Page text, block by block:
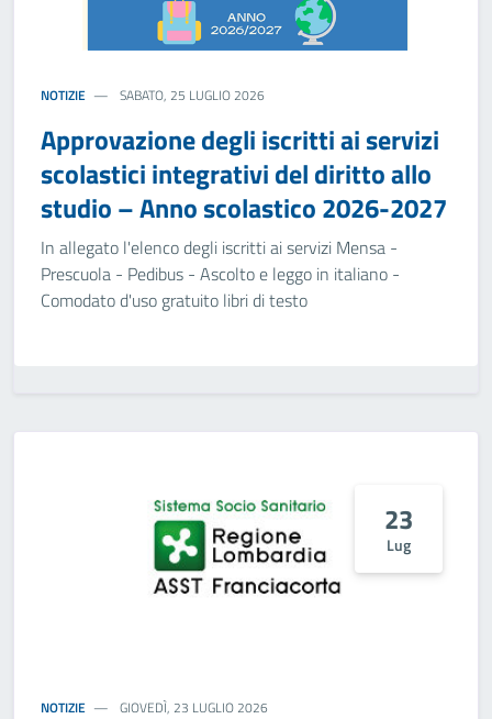
NOTIZIE SABATO, 25 LUGLIO 2026
Approvazione degli iscritti ai servizi
scolastici integrativi del diritto allo
studio – Anno scolastico 2026-2027
In allegato l'elenco degli iscritti ai servizi Mensa -
Prescuola - Pedibus - Ascolto e leggo in italiano -
Comodato d'uso gratuito libri di testo
23
Lug
NOTIZIE GIOVEDÌ, 23 LUGLIO 2026